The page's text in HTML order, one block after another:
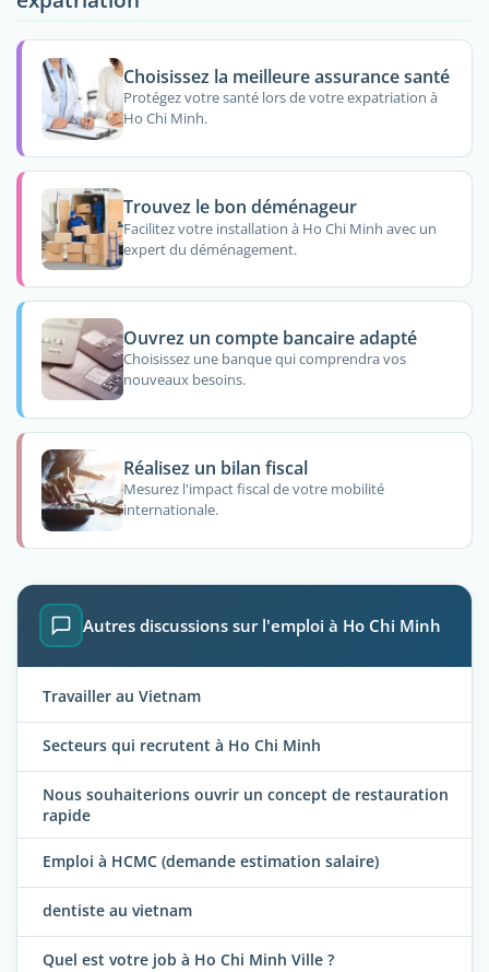
Choisissez la meilleure assurance santé
Protégez votre santé lors de votre expatriation à
Ho Chi Minh.
Trouvez le bon déménageur
Facilitez votre installation à Ho Chi Minh avec un
expert du déménagement.
Ouvrez un compte bancaire adapté
Choisissez une banque qui comprendra vos
nouveaux besoins.
Réalisez un bilan fiscal
Mesurez l'impact fiscal de votre mobilité
internationale.
Autres discussions sur l'emploi à Ho Chi Minh
Travailler au Vietnam
Secteurs qui recrutent à Ho Chi Minh
Nous souhaiterions ouvrir un concept de restauration
rapide
Emploi à HCMC (demande estimation salaire)
dentiste au vietnam
Quel est votre job à Ho Chi Minh Ville ?